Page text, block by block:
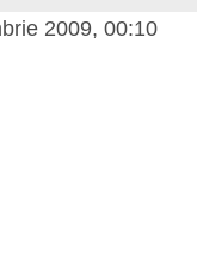
2009, 00:10